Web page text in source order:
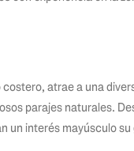
atrae a una
parajes naturales.
un interés mayúsculo